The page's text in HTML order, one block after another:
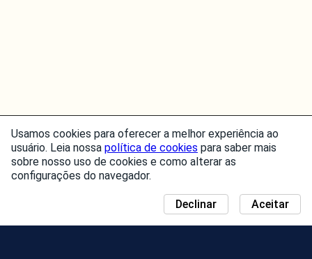
Usamos cookies para oferecer a melhor experiência ao
usuário. Leia nossa política de cookies para saber mais
sobre nosso uso de cookies e como alterar as
configurações do navegador.
Aceitar
Declinar